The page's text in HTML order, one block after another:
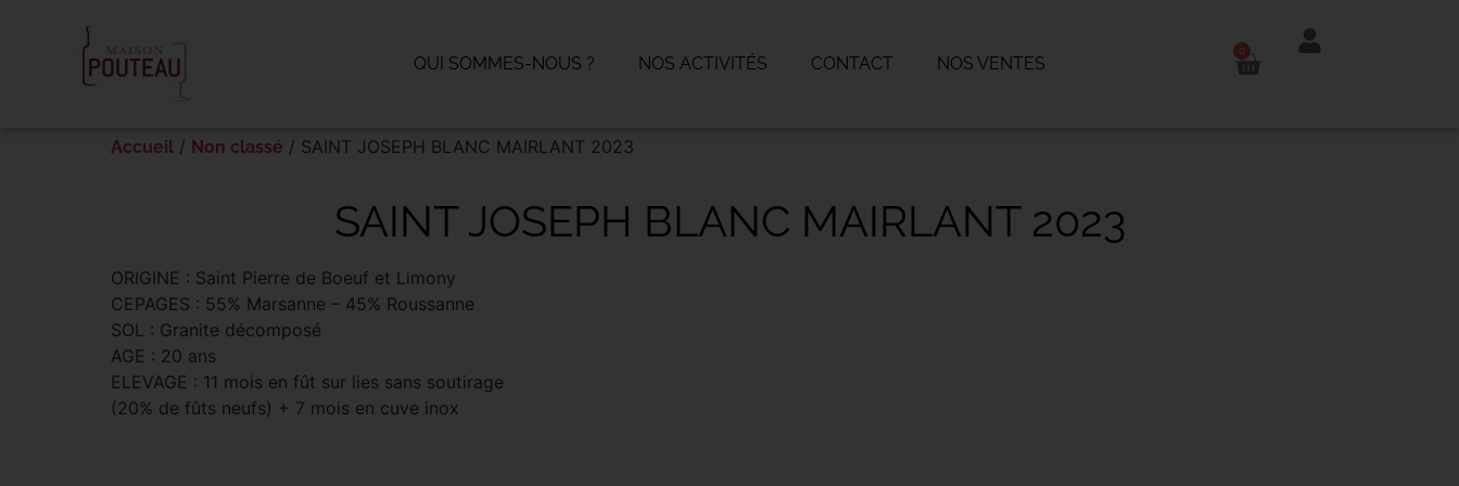
QUI SOMMES-NOUS ? NOS ACTIVITÉS CONTACT NOS VENTES
Accueil / Non classé / SAINT JOSEPH BLANC MAIRLANT 2023
SAINT JOSEPH BLANC MAIRLANT 2023
ORIGINE : Saint Pierre de Boeuf et Limony
CEPAGES : 55% Marsanne – 45% Roussanne
SOL : Granite décomposé
AGE : 20 ans
ELEVAGE : 11 mois en fût sur lies sans soutirage
(20% de fûts neufs) + 7 mois en cuve inox